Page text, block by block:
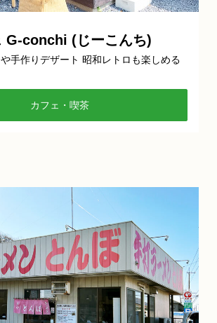
G-conchi (じーこんち)
手作りデザート 昭和レトロも楽しめる
カフェ・喫茶